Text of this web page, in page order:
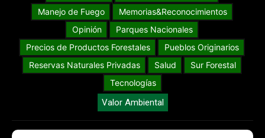
Manejo de Fuego
Memorias&Reconocimientos
Opinión
Parques Nacionales
Precios de Productos Forestales
Pueblos Originarios
Reservas Naturales Privadas
Salud
Sur Forestal
Tecnologías
Valor Ambiental